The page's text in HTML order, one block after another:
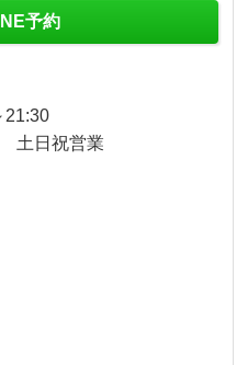
予約
21:30
土日祝営業